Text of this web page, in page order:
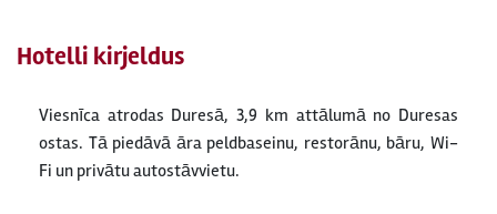
Hotelli kirjeldus
Viesnīca atrodas Duresā, 3,9 km attālumā no Duresas
ostas. Tā piedāvā āra peldbaseinu, restorānu, bāru, Wi-
Fi un privātu autostāvvietu.